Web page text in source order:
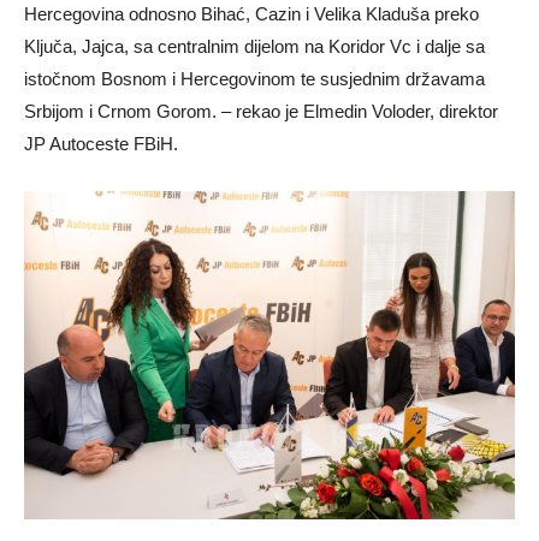
Hercegovina odnosno Bihać, Cazin i Velika Kladuša preko
Ključa, Jajca, sa centralnim dijelom na Koridor Vc i dalje sa
istočnom Bosnom i Hercegovinom te susjednim državama
Srbijom i Crnom Gorom. – rekao je Elmedin Voloder, direktor
JP Autoceste FBiH.